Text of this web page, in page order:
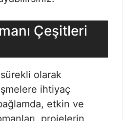
Çeşitleri
olarak
ihtiyaç
etkin ve
projelerin